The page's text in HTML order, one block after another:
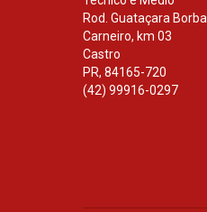
Rod. Guataçara Borba
Carneiro, km 03
Castro
PR, 84165-720
(42) 99916-0297